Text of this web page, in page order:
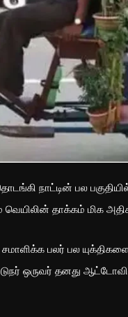
நாட்டின் பல பகுதியில்
வெயிலின் தாக்கம் மிக
சமாளிக்க பலர் பல
ஒருவர் தனது